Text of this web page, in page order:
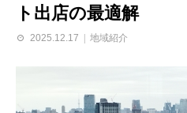
ト出店の最適解
2025.12.17 地域紹介